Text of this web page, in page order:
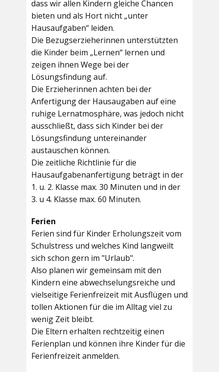
dass wir allen Kindern gleiche Chancen
bieten und als Hort nicht „unter
Hausaufgaben“ leiden.
Die Bezugserzieherinnen unterstützten
die Kinder beim „Lernen“ lernen und
zeigen ihnen Wege bei der
Lösungsfindung auf.
Die Erzieherinnen achten bei der
Anfertigung der Hausaugaben auf eine
ruhige Lernatmosphäre, was jedoch nicht
ausschließt, dass sich Kinder bei der
Lösungsfindung untereinander
austauschen können.
Die zeitliche Richtlinie für die
Hausaufgabenanfertigung beträgt in der
1. u. 2. Klasse max. 30 Minuten und in der
3. u 4. Klasse max. 60 Minuten.
Ferien
Ferien sind für Kinder Erholungszeit vom
Schulstress und welches Kind langweilt
sich schon gern im "Urlaub".
Also planen wir gemeinsam mit den
Kindern eine abwechselungsreiche und
vielseitige Ferienfreizeit mit Ausflügen und
tollen Aktionen für die im Alltag viel zu
wenig Zeit bleibt.
Die Eltern erhalten rechtzeitig einen
Ferienplan und können ihre Kinder für die
Ferienfreizeit anmelden.